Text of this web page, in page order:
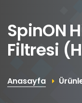
SpinON
Filtresi
Anasayfa